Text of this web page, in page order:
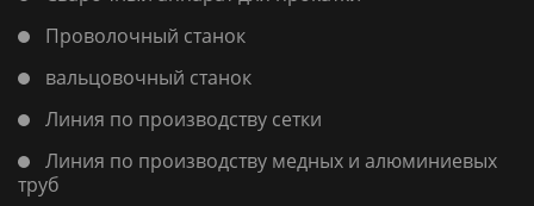
Проволочный станок
вальцовочный станок
Линия по производству сетки
Линия по производству медных и алюминиевых
труб